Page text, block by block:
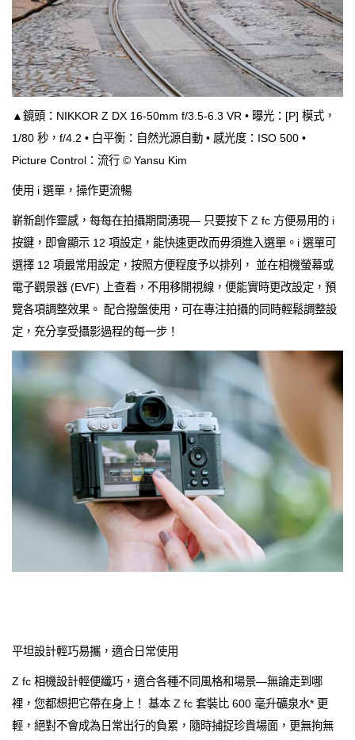
▲鏡頭：NIKKOR Z DX 16-50mm f/3.5-6.3 VR • 曝光：[P] 模式，
1/80 秒，f/4.2 • 白平衡：自然光源自動 • 感光度：ISO 500 •
Picture Control：流行 © Yansu Kim
使用 i 選單，操作更流暢
嶄新創作靈感，每每在拍攝期間湧現— 只要按下 Z fc 方便易用的 i
按鍵，即會顯示 12 項設定，能快速更改而毋須進入選單。i 選單可
選擇 12 項最常用設定，按照方便程度予以排列， 並在相機螢幕或
電子觀景器 (EVF) 上查看，不用移開視線，便能實時更改設定，預
覽各項調整效果。 配合撥盤使用，可在專注拍攝的同時輕鬆調整設
定，充分享受攝影過程的每一步！
平坦設計輕巧易攜，適合日常使用
Z fc 相機設計輕便纖巧，適合各種不同風格和場景—無論走到哪
裡，您都想把它帶在身上！ 基本 Z fc 套裝比 600 毫升礦泉水* 更
輕，絕對不會成為日常出行的負累，隨時捕捉珍貴場面，更無拘無